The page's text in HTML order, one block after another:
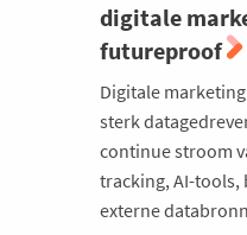
digitale
futureproof
Digitale
sterk
continue stroom
tracking, AI-tools,
externe